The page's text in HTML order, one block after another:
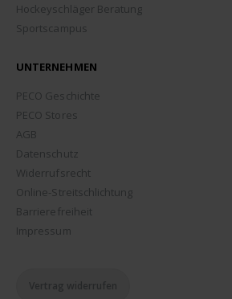
Hockeyschläger Beratung
Sportscampus
UNTERNEHMEN
PECO Geschichte
PECO Stores
AGB
Datenschutz
Widerrufsrecht
Online-Streitschlichtung
Barrierefreiheit
Impressum
Vertrag widerrufen